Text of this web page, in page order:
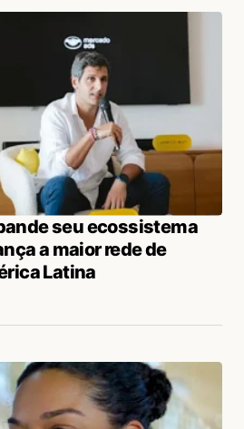
seu ecossistema
a maior rede de
Latina